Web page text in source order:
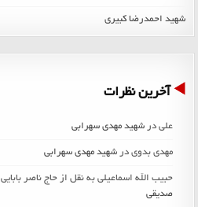
شهید احمدرضا کبیری
آخرین نظرات
علی درشهید مهدی سهرابی
مهدی بدوی درشهید مهدی سهرابی
حبیب الله اسماعیلی به نقل از حاج ناصر بابایی
صدیقی